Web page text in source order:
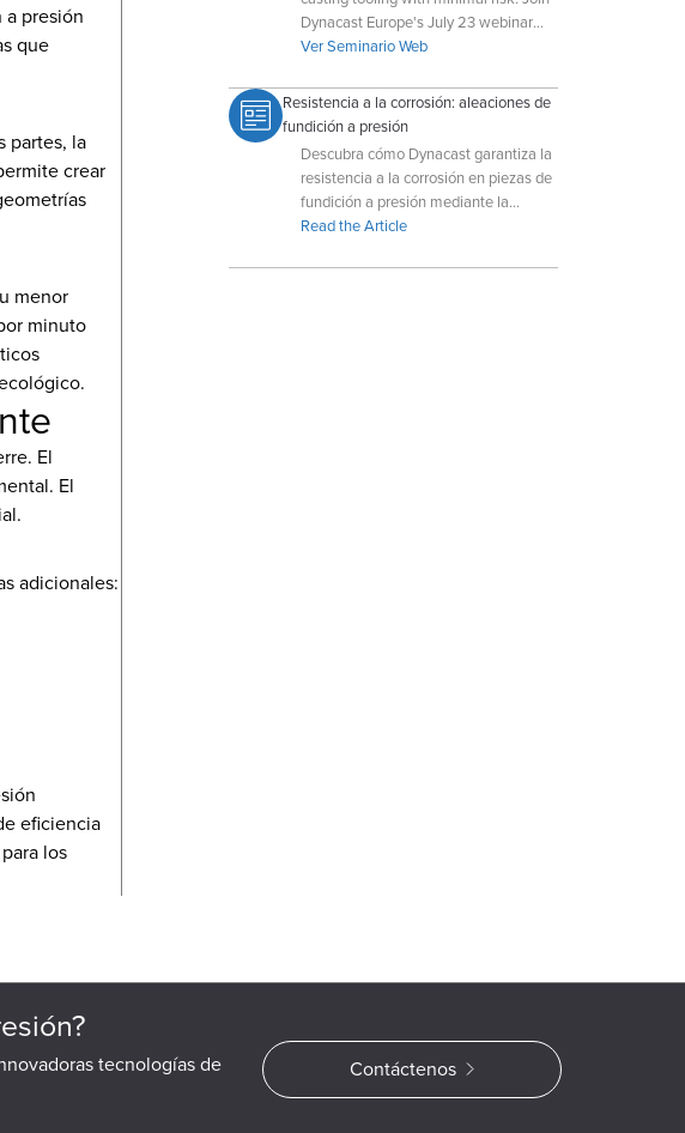
presión
que
partes, la
crear
menor
minuto
El
El
adicionales:
eficiencia
los
Dynacast Europe's July 23 webinar
and learn from real case studies.
Ver Seminario Web
Resistencia a la corrosión: aleaciones de
fundición a presión
Descubra cómo Dynacast garantiza la
resistencia a la corrosión en piezas de
fundición a presión mediante la
selección de materiales y tratamientos
Read the Article
tecnologías de
Contáctenos